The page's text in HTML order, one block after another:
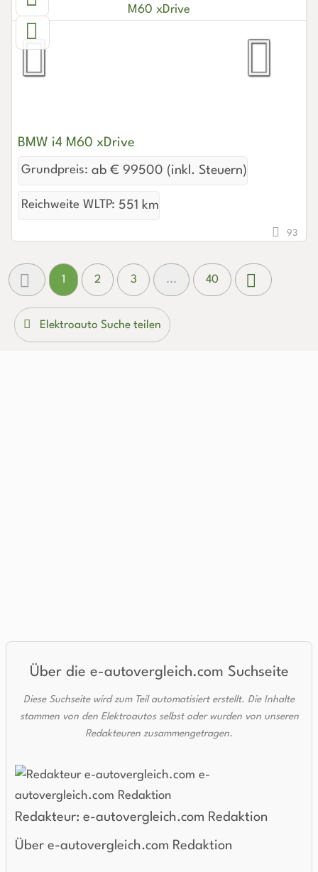
BMW i4 M60 xDrive
Grundpreis: ab € 99500 (inkl. Steuern)
Reichweite WLTP: 551 km
93
1 2 3 ... 40
Elektroauto Suche teilen
Über die e-autovergleich.com Suchseite
Diese Suchseite wird zum Teil automatisiert erstellt. Die Inhalte
stammen von den Elektroautos selbst oder wurden von unseren
Redakteuren zusammengetragen.
Redakteur: e-autovergleich.com Redaktion
Über e-autovergleich.com Redaktion